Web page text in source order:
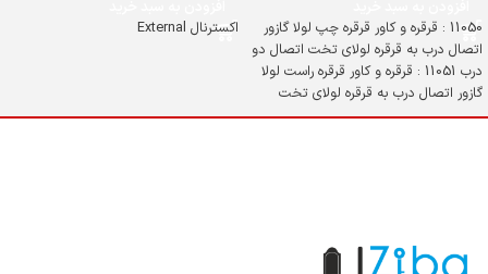
11050 : قرقره و کاور قرقره چپ لولا گازور
اتصال درب به قرقره لولای تخت اتصال دو
درب 11051 : قرقره و کاور قرقره راست لولا
گازور اتصال درب به قرقره لولای تخت
اتصال دو درب 11054/11055 : ریل
اکسترنال External